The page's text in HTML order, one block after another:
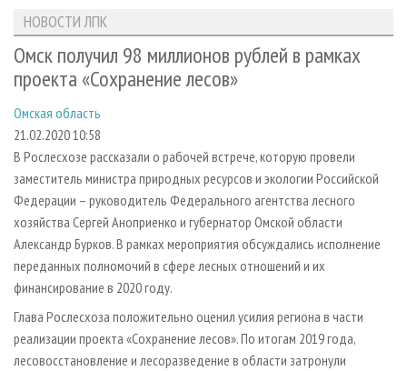
ЛЕСОЗАГОТОВКА
ЛЕСОПИЛЕНИЕ
СУШКА ДРЕВЕСИНЫ
ПРОИЗВОДСТВО ДРЕВЕСНЫХ ПЛИТ
ДЕРЕВЯННОЕ ДОМОСТРОЕНИЕ
ПРОИЗВОДСТВО МЕБЕЛИ
БИОЭНЕРГЕТИКА
ЦБП
ИНСТРУМЕНТ И МАТЕРИАЛЫ
НОВОСТИ ЛПК
НОВОСТИ ЖУРНАЛА
ПРОЕКТЫ ЛПИ
АНАЛИТИКА
ПРЕДПРИЯТИЯ ЛПК
ПЕРСОНЫ
МОБИЛЬНЫЕ ВЫСТАВКИ
ОФИЦИАЛЬНЫЕ ДЕЛЕГАЦИИ
ПРИОРИТЕТНЫЕ ИНВЕСТПРОЕКТЫ
RUSSIAN FORESTRY REVIEW
ГАЗЕТА ЛЕСПРОМФОРУМ
БИБЛИОТЕКА СПЕЦИАЛИСТА
АРХИВ ЖУРНАЛОВ
СТАТЬИ
О ЖУРНАЛЕ
ПОДПИСКА
КОНТАКТЫ
РЕКЛАМОДАТЕЛЯМ
РЕКЛАМА
РЕКЛАМА НА САЙТЕ
НОВОСТИ ЛПК
Омск получил 98 миллионов рублей в рамках
проекта «Сохранение лесов»
Омская область
21.02.2020 10:58
В Рослесхозе рассказали о рабочей встрече, которую провели
заместитель министра природных ресурсов и экологии Российской
Федерации – руководитель Федерального агентства лесного
хозяйства Сергей Аноприенко и губернатор Омской области
Александр Бурков. В рамках мероприятия обсуждались исполнение
переданных полномочий в сфере лесных отношений и их
финансирование в 2020 году.
Глава Рослесхоза положительно оценил усилия региона в части
реализации проекта «Сохранение лесов». По итогам 2019 года,
лесовосстановление и лесоразведение в области затронули